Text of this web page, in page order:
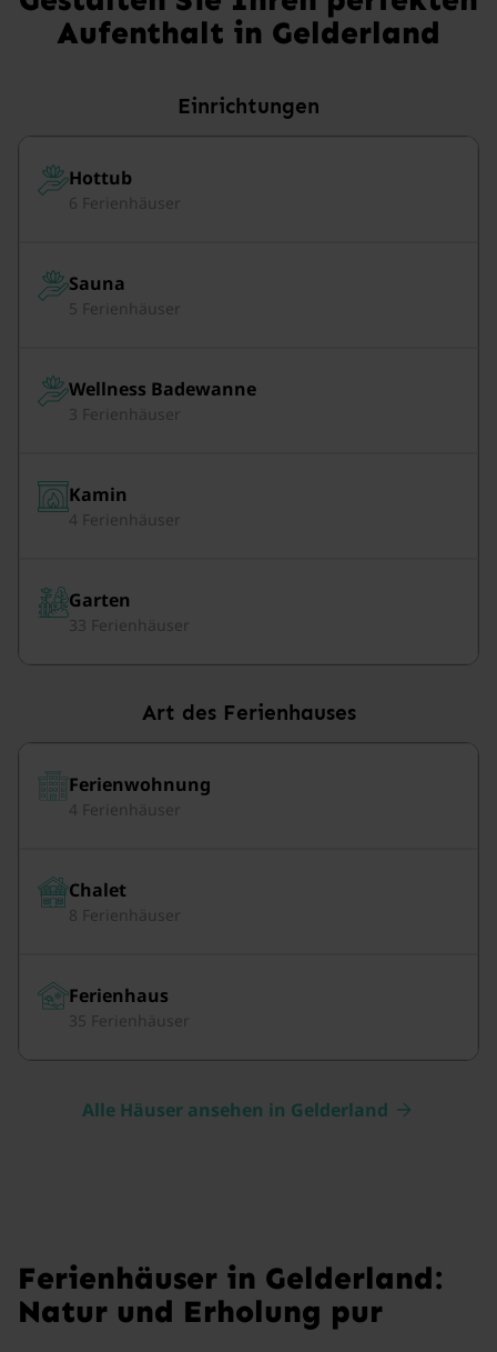
Aufenthalt in Gelderland
Einrichtungen
Hottub
6 Ferienhäuser
Sauna
5 Ferienhäuser
Wellness Badewanne
3 Ferienhäuser
Kamin
4 Ferienhäuser
Garten
33 Ferienhäuser
Art des Ferienhauses
Ferienwohnung
4 Ferienhäuser
Chalet
8 Ferienhäuser
Ferienhaus
35 Ferienhäuser
Alle Häuser ansehen in Gelderland
Ferienhäuser in Gelderland:
Natur und Erholung pur